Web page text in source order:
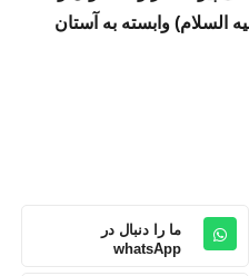
السلام) وابسته به آستان
ما را دنبال در
whatsApp